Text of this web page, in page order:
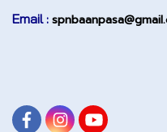
Email :